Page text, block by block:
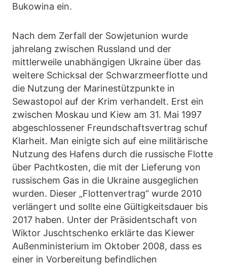
Bukowina ein.
Nach dem Zerfall der Sowjetunion wurde
jahrelang zwischen Russland und der
mittlerweile unabhängigen Ukraine über das
weitere Schicksal der Schwarzmeerflotte und
die Nutzung der Marinestützpunkte in
Sewastopol auf der Krim verhandelt. Erst ein
zwischen Moskau und Kiew am 31. Mai 1997
abgeschlossener Freundschaftsvertrag schuf
Klarheit. Man einigte sich auf eine militärische
Nutzung des Hafens durch die russische Flotte
über Pachtkosten, die mit der Lieferung von
russischem Gas in die Ukraine ausgeglichen
wurden. Dieser „Flottenvertrag“ wurde 2010
verlängert und sollte eine Gültigkeitsdauer bis
2017 haben. Unter der Präsidentschaft von
Wiktor Juschtschenko erklärte das Kiewer
Außenministerium im Oktober 2008, dass es
einer in Vorbereitung befindlichen